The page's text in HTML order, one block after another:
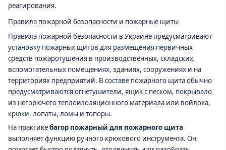
реагирования.
Правила пожарной безопасности и пожарные щиты
Правила пожарной безопасности в Украине предусматривают
установку пожарных щитов для размещения первичных
средств пожаротушения в производственных, складских,
вспомогательных помещениях, зданиях, сооружениях и на
территориях предприятий. В составе пожарного щита обычно
предусматриваются огнетушители, ящик с песком, покрывало
из негорючего теплоизоляционного материала или войлока,
крюки, лопаты, ломы и топоры.
На практикебагор пожарный для пожарного щита
выполняет функцию ручного крюкового инструмента. Он